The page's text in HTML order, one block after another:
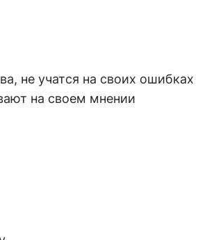
не учатся на своих ошибках
на своем мнении